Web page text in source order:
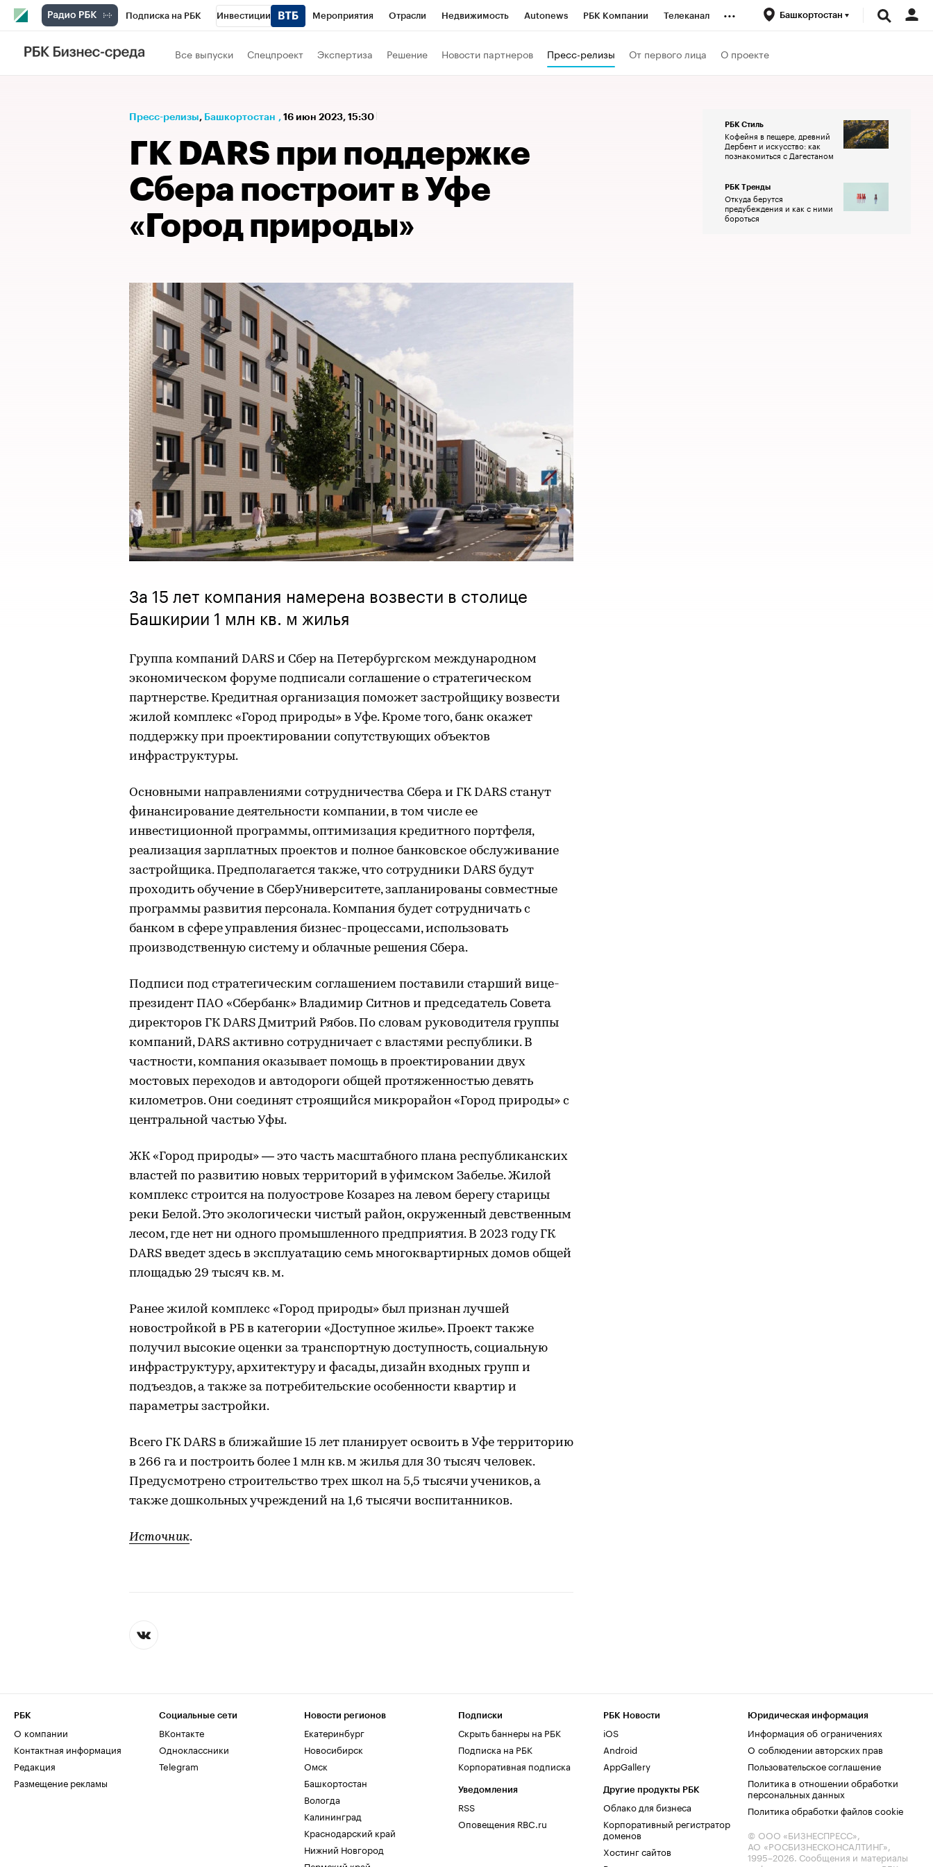
Подписка на РБК Инвестиции Мероприятия Отрасли Недвижимость Autonews РБК Компании Телеканал
РБК Вино
Проверка контрагентов Политика
... Башкортостан
Все выпуски Спецпроект Экспертиза Решение Новости партнеров Пресс-релизы От первого лица О проекте
Пресс-релизы⁠, Башкортостан , 16 июн 2023, 15:30
ГК DARS при поддержке
Сбера построит в Уфе
«Город природы»
За 15 лет компания намерена возвести в столице
Башкирии 1 млн кв. м жилья
Группа компаний DARS и Сбер на Петербургском международном
экономическом форуме подписали соглашение о стратегическом
партнерстве. Кредитная организация поможет застройщику возвести
жилой комплекс «Город природы» в Уфе. Кроме того, банк окажет
поддержку при проектировании сопутствующих объектов
инфраструктуры.
Основными направлениями сотрудничества Сбера и ГК DARS станут
финансирование деятельности компании, в том числе ее
инвестиционной программы, оптимизация кредитного портфеля,
реализация зарплатных проектов и полное банковское обслуживание
застройщика. Предполагается также, что сотрудники DARS будут
проходить обучение в СберУниверситете, запланированы совместные
программы развития персонала. Компания будет сотрудничать с
банком в сфере управления бизнес-процессами, использовать
производственную систему и облачные решения Сбера.
Подписи под стратегическим соглашением поставили старший вице-
президент ПАО «Сбербанк» Владимир Ситнов и председатель Совета
директоров ГК DARS Дмитрий Рябов. По словам руководителя группы
компаний, DARS активно сотрудничает с властями республики. В
частности, компания оказывает помощь в проектировании двух
мостовых переходов и автодороги общей протяженностью девять
километров. Они соединят строящийся микрорайон «Город природы» с
центральной частью Уфы.
ЖК «Город природы» — это часть масштабного плана республиканских
властей по развитию новых территорий в уфимском Забелье. Жилой
комплекс строится на полуострове Козарез на левом берегу старицы
реки Белой. Это экологически чистый район, окруженный девственным
лесом, где нет ни одного промышленного предприятия. В 2023 году ГК
DARS введет здесь в эксплуатацию семь многоквартирных домов общей
площадью 29 тысяч кв. м.
Ранее жилой комплекс «Город природы» был признан лучшей
новостройкой в РБ в категории «Доступное жилье». Проект также
получил высокие оценки за транспортную доступность, социальную
инфраструктуру, архитектуру и фасады, дизайн входных групп и
подъездов, а также за потребительские особенности квартир и
параметры застройки.
Всего ГК DARS в ближайшие 15 лет планирует освоить в Уфе территорию
в 266 га и построить более 1 млн кв. м жилья для 30 тысяч человек.
Предусмотрено строительство трех школ на 5,5 тысячи учеников, а
также дошкольных учреждений на 1,6 тысячи воспитанников.
Источник.
РБК Стиль
Кофейня в пещере, древний
Дербент и искусство: как
познакомиться с Дагестаном
РБК Тренды
Откуда берутся
предубеждения и как с ними
бороться
РБК
О компании
Контактная информация
Редакция
Размещение рекламы
Социальные сети
ВКонтакте
Одноклассники
Telegram
Новости регионов
Екатеринбург
Новосибирск
Омск
Башкортостан
Вологда
Калининград
Краснодарский край
Нижний Новгород
Подписки
Скрыть баннеры на РБК
Подписка на РБК
Корпоративная подписка
Уведомления
RSS
Оповещения RBC.ru
РБК Новости
iOS
Android
AppGallery
Другие продукты РБК
Облако для бизнеса
Корпоративный регистратор
доменов
Хостинг сайтов
Юридическая информация
Информация об ограничениях
О соблюдении авторских прав
Пользовательское соглашение
Политика в отношении обработки
персональных данных
Политика обработки файлов cookie
© ООО «БИЗНЕСПРЕСС»,
АО «РОСБИЗНЕСКОНСАЛТИНГ»,
1995–2026. Сообщения и материалы